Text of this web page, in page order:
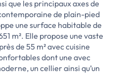
que les principaux axes de
de plain-pied
une surface habitable de
m². Elle propose une vaste
de 55 m² avec cuisine
dont une avec
un cellier ainsi qu’un